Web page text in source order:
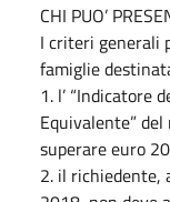
CHI PUO’
I criteri generali
famiglie
1. l’ “Indicatore
Equivalente”
superare euro
2. il richiedente,